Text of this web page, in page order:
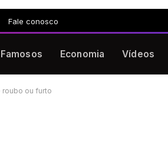
Fale conosco
Famosos Economia Vídeos
roubo ou furto